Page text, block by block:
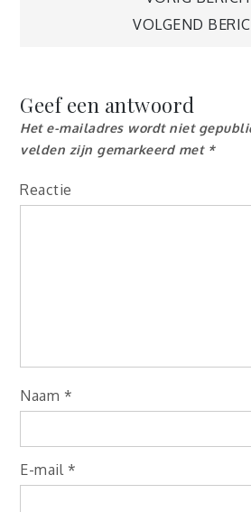
VOLGEND
Geef een antwoord
Het e-mailadres wordt niet
velden zijn gemarkeerd met *
Reactie
Naam *
E-mail *